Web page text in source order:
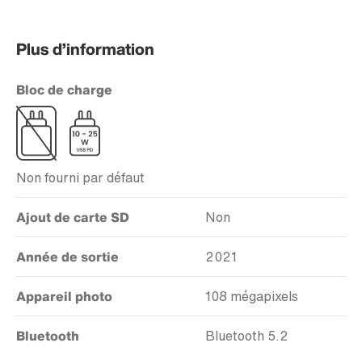
Plus d’information
Bloc de charge
Non fourni par défaut
Ajout de carte SD Non
Année de sortie 2021
Appareil photo 108 mégapixels
Bluetooth Bluetooth 5.2